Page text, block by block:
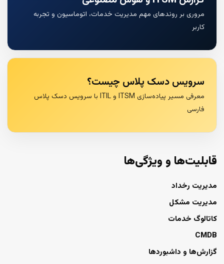
مروری بر روندهای مهم مدیریت خدمات، اتوماسیون و تجربه
کاربر
سرویس دسک پلاس چیست؟
معرفی مسیر پیاده‌سازی ITSM و ITIL با سرویس دسک پلاس
فارسی
قابلیت‌ها و ویژگی‌ها
مدیریت رخداد
مدیریت مشکل
کاتالوگ خدمات
CMDB
گزارش‌ها و داشبوردها